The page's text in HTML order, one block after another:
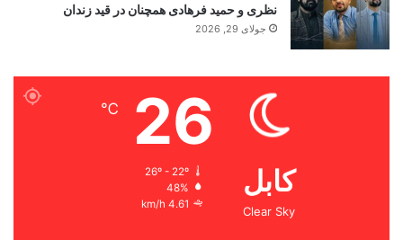
نظری و حمید فرهادی همچنان در قید زندان
جولای 29, 2026
کابل
Clear Sky
26
℃
26º - 22º
48%
4.61 km/h